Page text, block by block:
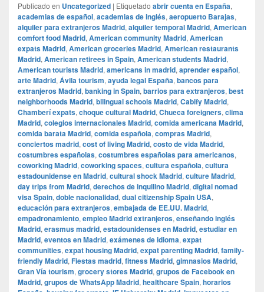
Publicado en Uncategorized | Etiquetado abrir cuenta en España,
academias de español, academias de inglés, aeropuerto Barajas,
alquiler para extranjeros Madrid, alquiler temporal Madrid, American
comfort food Madrid, American community Madrid, American
expats Madrid, American groceries Madrid, American restaurants
Madrid, American retirees in Spain, American students Madrid,
American tourists Madrid, americans in madrid, aprender español,
arte Madrid, Ávila tourism, ayuda legal España, bancos para
extranjeros Madrid, banking in Spain, barrios para extranjeros, best
neighborhoods Madrid, bilingual schools Madrid, Cabify Madrid,
Chamberí expats, choque cultural Madrid, Chueca foreigners, clima
Madrid, colegios internacionales Madrid, comida americana Madrid,
comida barata Madrid, comida española, compras Madrid,
conciertos madrid, cost of living Madrid, costo de vida Madrid,
costumbres españolas, costumbres españolas para americanos,
coworking Madrid, coworking spaces, cultura española, cultura
estadounidense en Madrid, cultural shock Madrid, culture Madrid,
day trips from Madrid, derechos de inquilino Madrid, digital nomad
visa Spain, doble nacionalidad, dual citizenship Spain USA,
educación para extranjeros, embajada de EE.UU. Madrid,
empadronamiento, empleo Madrid extranjeros, enseñando inglés
Madrid, erasmus madrid, estadounidenses en Madrid, estudiar en
Madrid, eventos en Madrid, exámenes de idioma, expat
communities, expat housing Madrid, expat parenting Madrid, family-
friendly Madrid, Fiestas madrid, fitness Madrid, gimnasios Madrid,
Gran Vía tourism, grocery stores Madrid, grupos de Facebook en
Madrid, grupos de WhatsApp Madrid, healthcare Spain, horarios